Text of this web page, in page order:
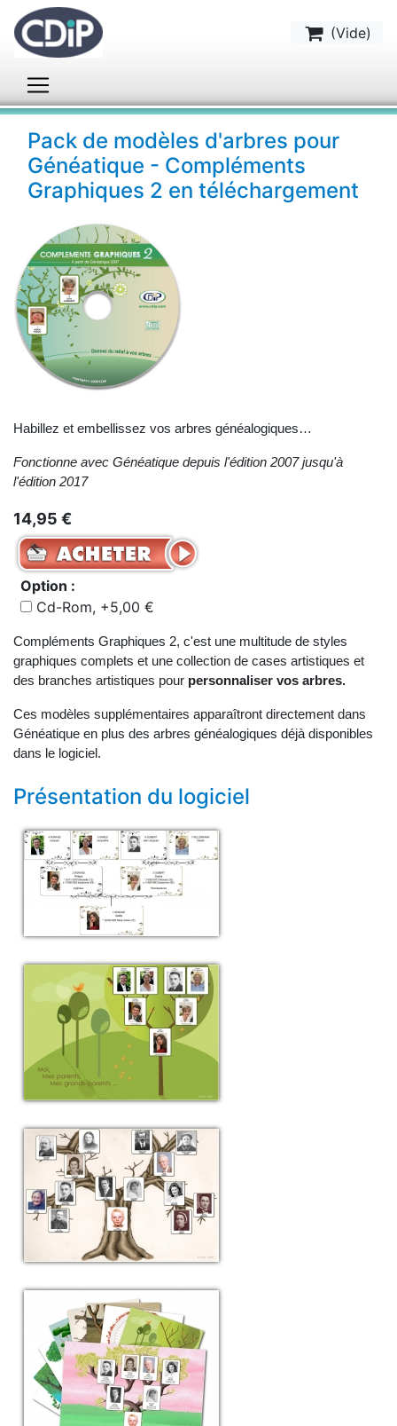
(Vide)
Pack de modèles d'arbres pour
Généatique - Compléments
Graphiques 2 en téléchargement
Habillez et embellissez vos arbres généalogiques…
Fonctionne avec Généatique depuis l'édition 2007 jusqu'à
l'édition 2017
14,95 €
Option :
Cd-Rom, +5,00 €
Compléments Graphiques 2, c'est une multitude de styles
graphiques complets et une collection de cases artistiques et
des branches artistiques pour personnaliser vos arbres.
Ces modèles supplémentaires apparaîtront directement dans
Généatique en plus des arbres généalogiques déjà disponibles
dans le logiciel.
Présentation du logiciel